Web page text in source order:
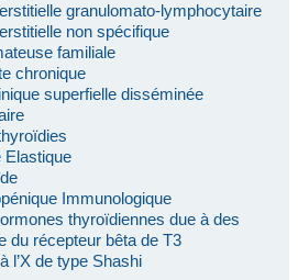
granulomato-lymphocytaire
non spécifique
familiale
chronique
superfielle disséminée
Elastique
Immunologique
thyroïdiennes due à des
du récepteur bêta de T3
l’X de type Shashi